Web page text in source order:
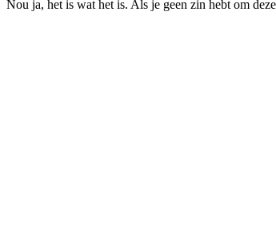
Nou ja, het is wat het is. Als je geen zin hebt om